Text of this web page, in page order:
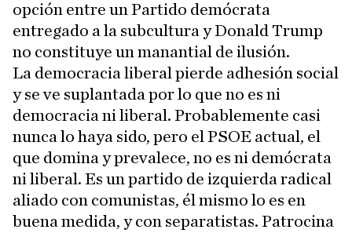
opción entre un Partido demócrata
entregado a la subcultura y Donald Trump
no constituye un manantial de ilusión.
La democracia liberal pierde adhesión social
y se ve suplantada por lo que no es ni
democracia ni liberal. Probablemente casi
nunca lo haya sido, pero el PSOE actual, el
que domina y prevalece, no es ni demócrata
ni liberal. Es un partido de izquierda radical
aliado con comunistas, él mismo lo es en
buena medida, y con separatistas. Patrocina